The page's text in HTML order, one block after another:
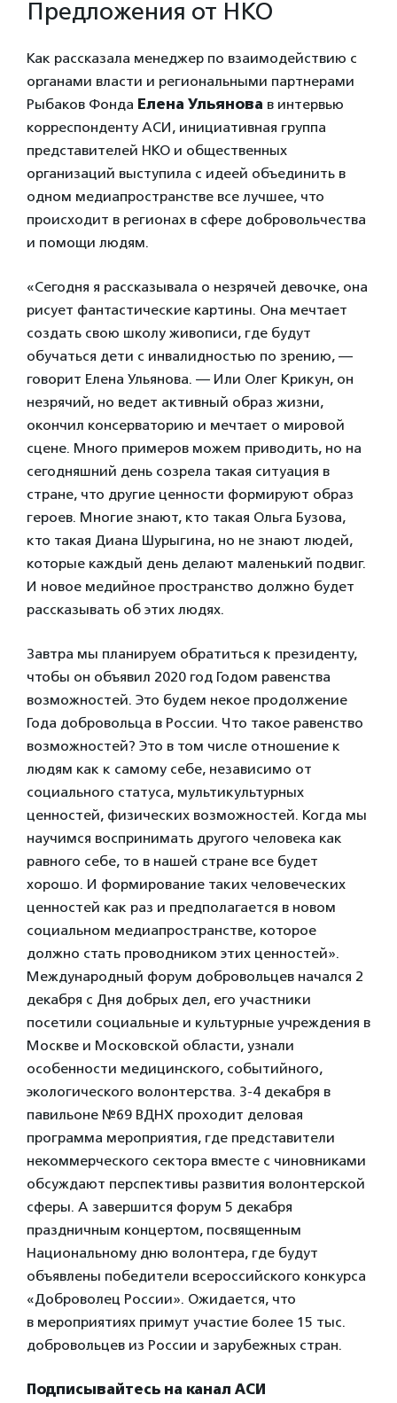
Предложения от НКО
Как рассказала менеджер по взаимодействию с
органами власти и региональными партнерами
Рыбаков Фонда Елена Ульянова в интервью
корреспонденту АСИ, инициативная группа
представителей НКО и общественных
организаций выступила с идеей объединить в
одном медиапространстве все лучшее, что
происходит в регионах в сфере добровольчества
и помощи людям.
«Сегодня я рассказывала о незрячей девочке, она
рисует фантастические картины. Она мечтает
создать свою школу живописи, где будут
обучаться дети с инвалидностью по зрению, —
говорит Елена Ульянова. — Или Олег Крикун, он
незрячий, но ведет активный образ жизни,
окончил консерваторию и мечтает о мировой
сцене. Много примеров можем приводить, но на
сегодняшний день созрела такая ситуация в
стране, что другие ценности формируют образ
героев. Многие знают, кто такая Ольга Бузова,
кто такая Диана Шурыгина, но не знают людей,
которые каждый день делают маленький подвиг.
И новое медийное пространство должно будет
рассказывать об этих людях.
Завтра мы планируем обратиться к президенту,
чтобы он объявил 2020 год Годом равенства
возможностей. Это будем некое продолжение
Года добровольца в России. Что такое равенство
возможностей? Это в том числе отношение к
людям как к самому себе, независимо от
социального статуса, мультикультурных
ценностей, физических возможностей. Когда мы
научимся воспринимать другого человека как
равного себе, то в нашей стране все будет
хорошо. И формирование таких человеческих
ценностей как раз и предполагается в новом
социальном медиапространстве, которое
должно стать проводником этих ценностей».
Международный форум добровольцев начался 2
декабря с Дня добрых дел, его участники
посетили социальные и культурные учреждения в
Москве и Московской области, узнали
особенности медицинского, событийного,
экологического волонтерства. 3-4 декабря в
павильоне №69 ВДНХ проходит деловая
программа мероприятия, где представители
некоммерческого сектора вместе с чиновниками
обсуждают перспективы развития волонтерской
сферы. А завершится форум 5 декабря
праздничным концертом, посвященным
Национальному дню волонтера, где будут
объявлены победители всероссийского конкурса
«Доброволец России». Ожидается, что
в мероприятиях примут участие более 15 тыс.
добровольцев из России и зарубежных стран.
Подписывайтесь на канал АСИ